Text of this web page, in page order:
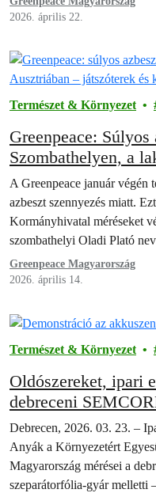
2026. április 22.
Természet & Környezet
Greenpeace:
Szombathelyen, a
érdekében azonnali
A Greenpeace január végén
azbeszt szennyezés miatt.
Kormányhivatal méréseket
szombathelyi Oladi Plató
Greenpeace Magyarország
2026. április 14.
Természet & Környezet
Oldószereket, ipari
debreceni
vízfolyásban a
Debrecen, 2026. 03. 23. –
Anyák a Környezetért
Magyarország mérései a
szeparátorfólia-gyár